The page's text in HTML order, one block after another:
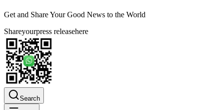
Get and Share Your Good News to the World
Shareyourpress releasehere
Search